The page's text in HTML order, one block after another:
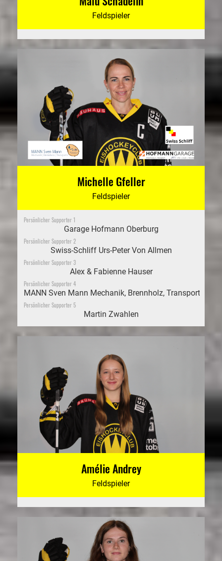
Feldspieler
Michelle Gfeller
Feldspieler
Persönlicher Supporter 1
Garage Hofmann Oberburg
Persönlicher Supporter 2
Swiss-Schliff Urs-Peter Von Allmen
Persönlicher Supporter 3
Alex & Fabienne Hauser
Persönlicher Supporter 4
MANN Sven Mann Mechanik, Brennholz, Transporte
Persönlicher Supporter 5
Martin Zwahlen
Amélie Andrey
Feldspieler